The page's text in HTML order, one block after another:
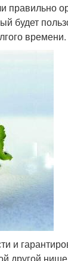
правильно
будет
времени.
и